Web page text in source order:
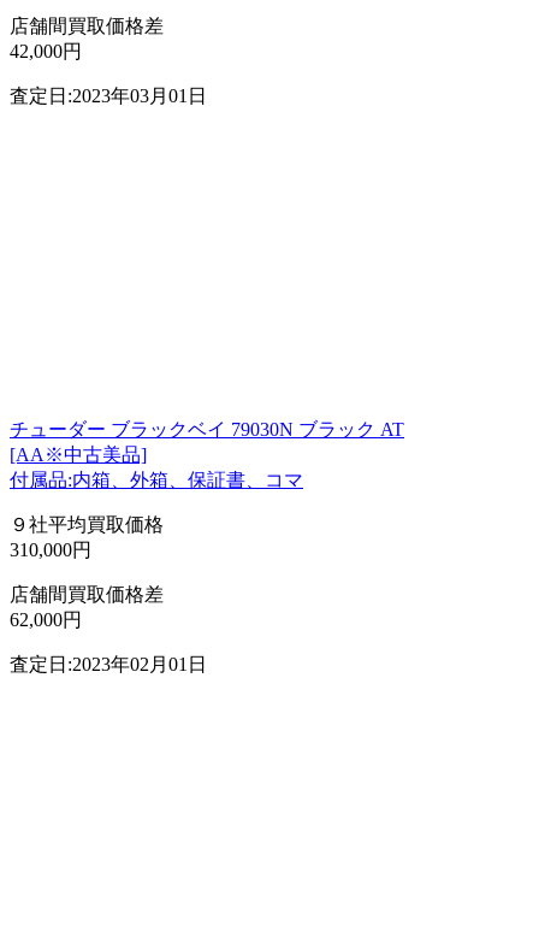
店舗間買取価格差
42,000円
査定日:2023年03月01日
チューダー ブラックベイ 79030N ブラック AT
[AA※中古美品]
付属品:内箱、外箱、保証書、コマ
９社平均買取価格
310,000円
店舗間買取価格差
62,000円
査定日:2023年02月01日